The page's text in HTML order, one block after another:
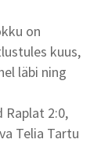
on
kuus,
läbi ning
Raplat 2:0,
Telia Tartu